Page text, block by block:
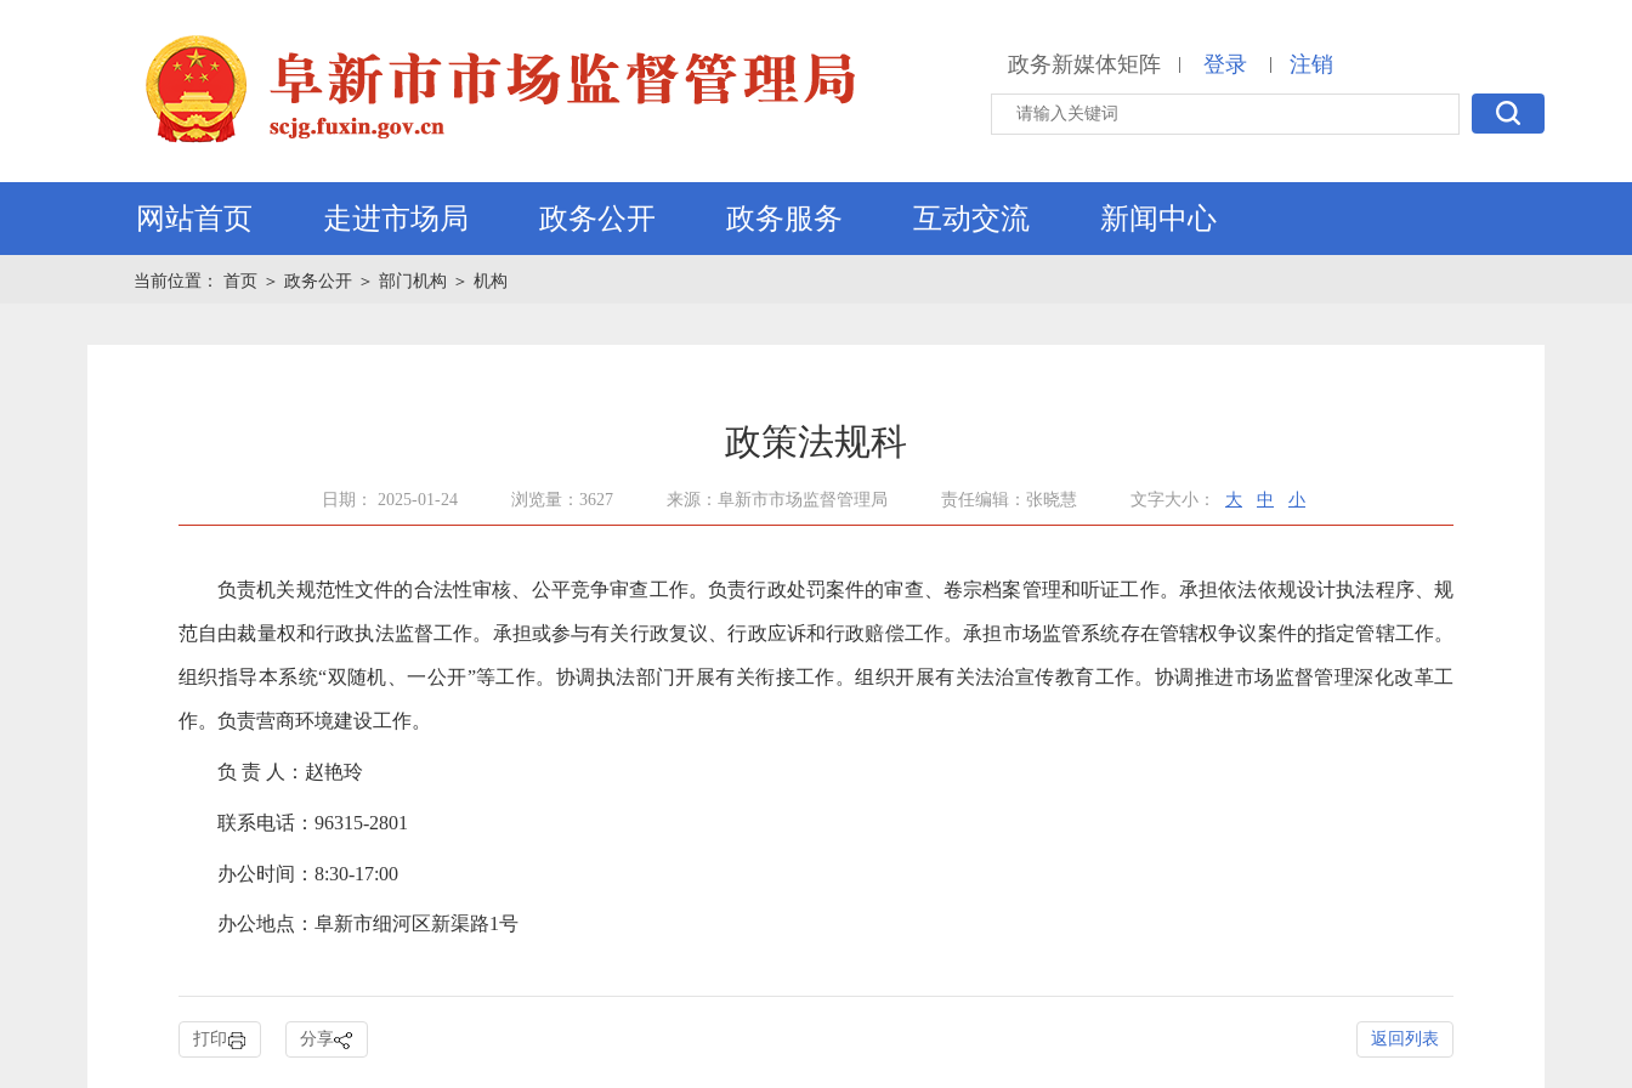
政务新媒体矩阵 | 登录 | 注销
网站首页 走进市场局 政务公开 政务服务 互动交流 新闻中心
当前位置： 首页 ＞ 政务公开 ＞ 部门机构 ＞ 机构
政策法规科
日期： 2025-01-24 浏览量：3627 来源：阜新市市场监督管理局 责任编辑：张晓慧 文字大小： 大 中 小
负责机关规范性文件的合法性审核、公平竞争审查工作。负责行政处罚案件的审查、卷宗档案管理和听证工作。承担依法依规设计执法程序、规
范自由裁量权和行政执法监督工作。承担或参与有关行政复议、行政应诉和行政赔偿工作。承担市场监管系统存在管辖权争议案件的指定管辖工作。
组织指导本系统“双随机、一公开”等工作。协调执法部门开展有关衔接工作。组织开展有关法治宣传教育工作。协调推进市场监督管理深化改革工
作。负责营商环境建设工作。
负 责 人：赵艳玲
联系电话： 96315-2801
办公时间： 8:30-17:00
办公地点：阜新市细河区新渠路1号
打印 分享 返回列表